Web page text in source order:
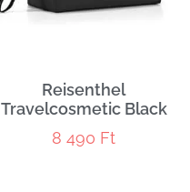
Reisenthel
Travelcosmetic Black
8 490 Ft